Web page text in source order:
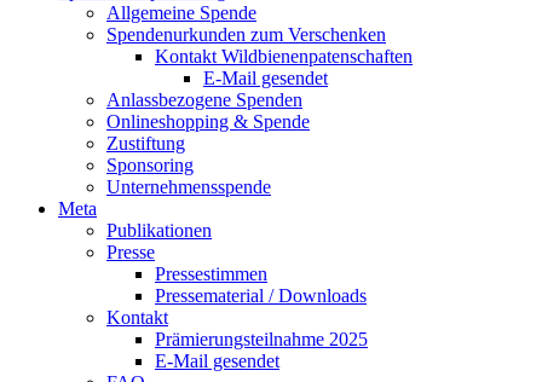
Allgemeine Spende
Spendenurkunden zum Verschenken
Kontakt Wildbienenpatenschaften
E-Mail gesendet
Anlassbezogene Spenden
Onlineshopping & Spende
Zustiftung
Sponsoring
Unternehmensspende
Meta
Publikationen
Presse
Pressestimmen
Pressematerial / Downloads
Kontakt
Prämierungsteilnahme 2025
E-Mail gesendet